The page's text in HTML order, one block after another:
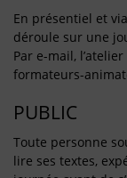
En présentiel et
déroule sur une
Par e-mail,
formateurs-
PUBLIC
Toute personne
lire ses textes,